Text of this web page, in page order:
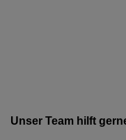
Unser Team hilft